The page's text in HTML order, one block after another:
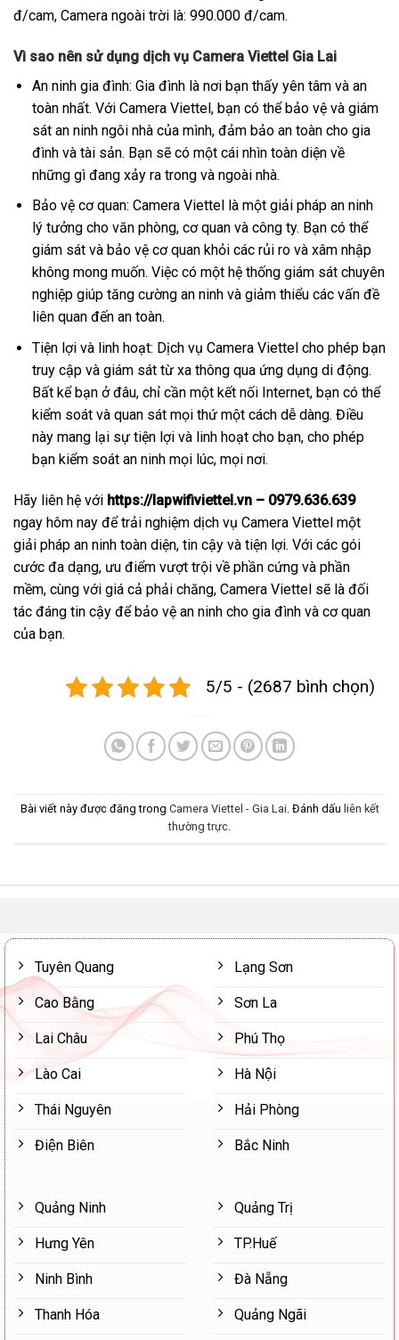
đ/cam, Camera ngoài trời là: 990.000 đ/cam.
Vì sao nên sử dụng dịch vụ Camera Viettel Gia Lai
An ninh gia đình: Gia đình là nơi bạn thấy yên tâm và an
toàn nhất. Với Camera Viettel, bạn có thể bảo vệ và giám
sát an ninh ngôi nhà của mình, đảm bảo an toàn cho gia
đình và tài sản. Bạn sẽ có một cái nhìn toàn diện về
những gì đang xảy ra trong và ngoài nhà.
Bảo vệ cơ quan: Camera Viettel là một giải pháp an ninh
lý tưởng cho văn phòng, cơ quan và công ty. Bạn có thể
giám sát và bảo vệ cơ quan khỏi các rủi ro và xâm nhập
không mong muốn. Việc có một hệ thống giám sát chuyên
nghiệp giúp tăng cường an ninh và giảm thiểu các vấn đề
liên quan đến an toàn.
Tiện lợi và linh hoạt: Dịch vụ Camera Viettel cho phép bạn
truy cập và giám sát từ xa thông qua ứng dụng di động.
Bất kể bạn ở đâu, chỉ cần một kết nối Internet, bạn có thể
kiểm soát và quan sát mọi thứ một cách dễ dàng. Điều
này mang lại sự tiện lợi và linh hoạt cho bạn, cho phép
bạn kiểm soát an ninh mọi lúc, mọi nơi.
Hãy liên hệ với https://lapwifiviettel.vn – 0979.636.639
ngay hôm nay để trải nghiệm dịch vụ Camera Viettel một
giải pháp an ninh toàn diện, tin cậy và tiện lợi. Với các gói
cước đa dạng, ưu điểm vượt trội về phần cứng và phần
mềm, cùng với giá cả phải chăng, Camera Viettel sẽ là đối
tác đáng tin cậy để bảo vệ an ninh cho gia đình và cơ quan
của bạn.
5/5 - (2687 bình chọn)
Bài viết này được đăng trong Camera Viettel - Gia Lai. Đánh dấu liên kết
thường trực.
Tuyên Quang
Cao Bằng
Lai Châu
Lào Cai
Thái Nguyên
Điện Biên
Lạng Sơn
Sơn La
Phú Thọ
Hà Nội
Hải Phòng
Bắc Ninh
Quảng Ninh
Hưng Yên
Ninh Bình
Thanh Hóa
Quảng Trị
TP.Huế
Đà Nẵng
Quảng Ngãi